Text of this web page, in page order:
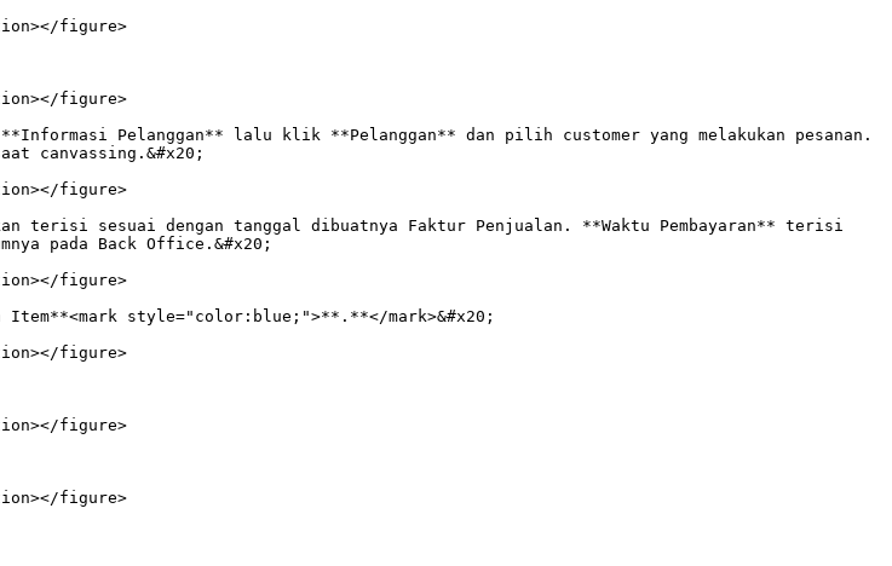
figure>
figure>
Pelanggan** lalu klik **Pelanggan** dan pilih customer yang melakukan pesanan.
canvassing.&#x20;
figure>
terisi sesuai dengan tanggal dibuatnya Faktur Penjualan. **Waktu Pembayaran** terisi
pada Back Office.&#x20;
figure>
Item**<mark style="color:blue;">**.**</mark>&#x20;
figure>
figure>
figure>